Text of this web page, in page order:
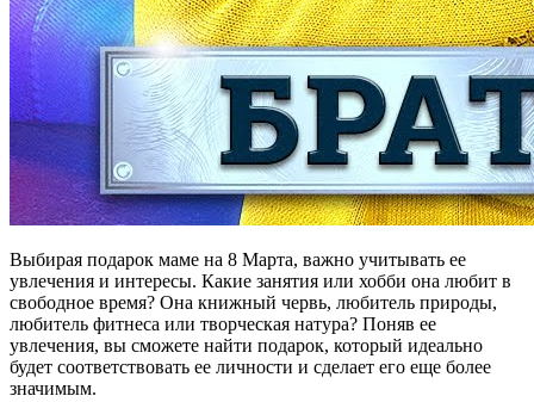
Выбирая подарок маме на 8 Марта, важно учитывать ее
увлечения и интересы. Какие занятия или хобби она любит в
свободное время? Она книжный червь, любитель природы,
любитель фитнеса или творческая натура? Поняв ее
увлечения, вы сможете найти подарок, который идеально
будет соответствовать ее личности и сделает его еще более
значимым.